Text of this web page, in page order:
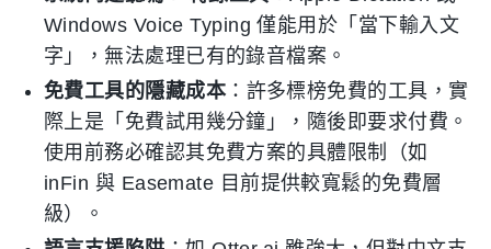
Windows Voice Typing 僅能用於「當下輸入文
字」，無法處理已有的錄音檔案。
免費工具的隱藏成本 ：許多標榜免費的工具，實
際上是「免費試用幾分鐘」，隨後即要求付費。
使用前務必確認其免費方案的具體限制（如
inFin 與 Easemate 目前提供較寬鬆的免費層
級）。